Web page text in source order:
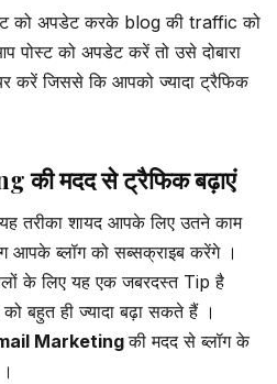
को अपडेट करके blog की traffic को
को अपडेट करें तो उसे दोबारा
करें जिससे कि आपको ज्यादा ट्रैफिक
की मदद से ट्रैफिक बढ़ाएं
तरीका शायद आपके लिए उतने काम
आपके ब्लॉग को सब्सक्राइब करेंगे ।
के लिए यह एक जबरदस्त Tip है
बहुत ही ज्यादा बढ़ा सकते हैं ।
Marketingकी मदद से ब्लॉग के